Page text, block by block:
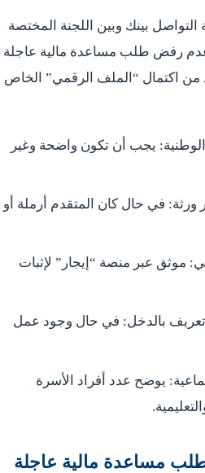
بينك وبين اللجنة المختصة
رفض طلب مساعدة مالية عاجلة
2026 تأكد من اكتمال “الملف الرقمي” الخاص
يجب أن تكون واضحة وغير
في حال كان المتقدم أرملة أو
موثق عبر منصة “إيجار” لإثبات
تعريف بالدخل: في حال وجود عمل
يوضح عدد أفراد الأسرة
طلب مساعدة مالية عاجلة